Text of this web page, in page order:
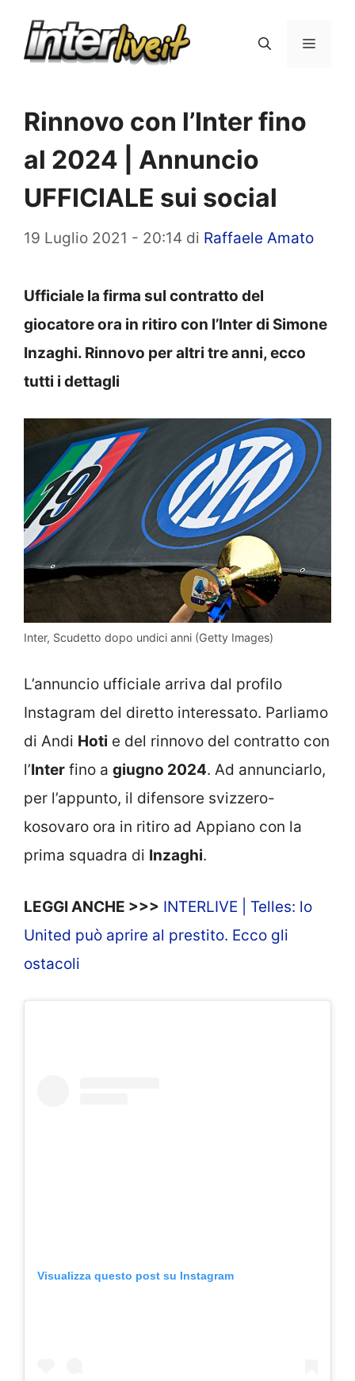
Menu
Rinnovo con l’Inter fino
al 2024 | Annuncio
UFFICIALE sui social
19 Luglio 2021 - 20:14 di Raffaele Amato
Ufficiale la firma sul contratto del
giocatore ora in ritiro con l’Inter di Simone
Inzaghi. Rinnovo per altri tre anni, ecco
tutti i dettagli
Inter, Scudetto dopo undici anni (Getty Images)
L’annuncio ufficiale arriva dal profilo
Instagram del diretto interessato. Parliamo
di Andi Hoti e del rinnovo del contratto con
l’Inter fino a giugno 2024. Ad annunciarlo,
per l’appunto, il difensore svizzero-
kosovaro ora in ritiro ad Appiano con la
prima squadra di Inzaghi.
LEGGI ANCHE >>> INTERLIVE | Telles: lo
United può aprire al prestito. Ecco gli
ostacoli
Visualizza questo post su Instagram